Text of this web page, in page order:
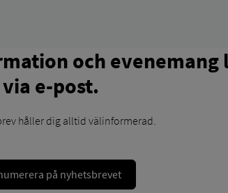
och evenemang
via e-post.
håller dig alltid välinformerad.
på nyhetsbrevet